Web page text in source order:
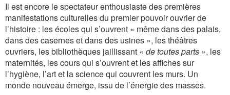
Il est encore le spectateur enthousiaste des premières
manifestations culturelles du premier pouvoir ouvrier de
l’histoire : les écoles qui s’ouvrent « même dans des palais,
dans des casernes et dans des usines », les théâtres
ouvriers, les bibliothèques jaillissant « de toutes parts », les
maternités, les cours qui s’ouvrent et les affiches sur
l’hygiène, l’art et la science qui couvrent les murs. Un
monde nouveau émerge, issu de l’énergie des masses.